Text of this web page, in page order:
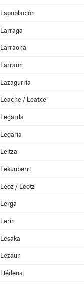
Lapoblación
Larraga
Larraona
Larraun
Lazagurría
Leache / Leatxe
Legarda
Legaria
Leitza
Lekunberri
Leoz / Leotz
Lerga
Lerín
Lesaka
Lezáun
Liédena